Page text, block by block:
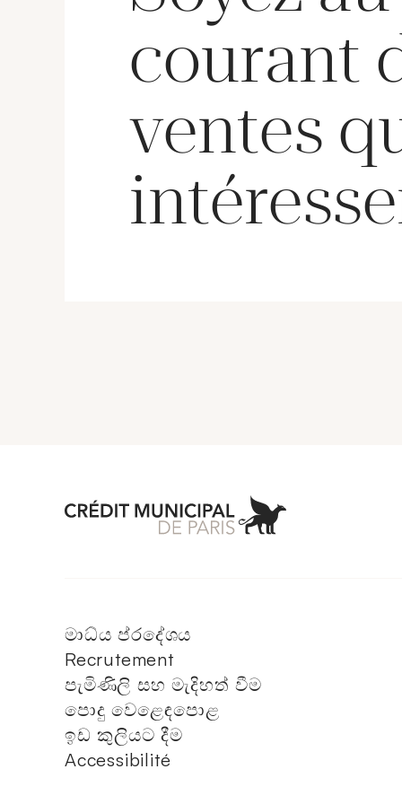
courant
ventes
Aller à l'accueil
මාධ්ය ප්රදේශය
Recrutement
පැමිණිලි සහ මැදිහත් වීම
පොදු වෙළෙඳපොළ
ඉඩ කුලියට දීම
Accessibilité